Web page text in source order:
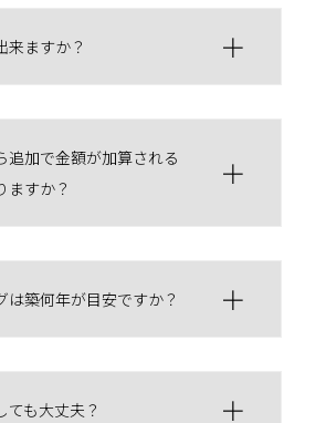
来ますか？
追加で金額が加算される
ますか？
築何年が目安ですか？
も大丈夫？